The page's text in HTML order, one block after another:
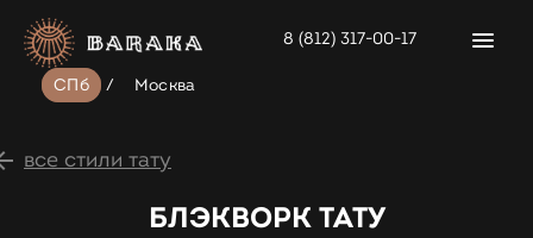
8 (812) 317-00-17
СПб / Москва
все стили тату
БЛЭКВОРК ТАТУ